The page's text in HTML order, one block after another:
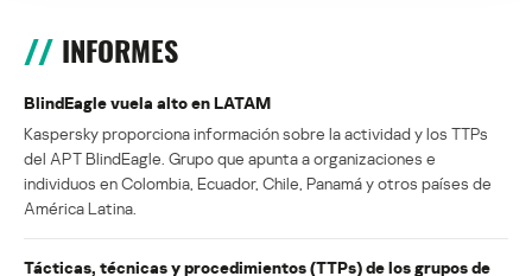
INFORMES
BlindEagle vuela alto en LATAM
Kaspersky proporciona información sobre la actividad y los TTPs
del APT BlindEagle. Grupo que apunta a organizaciones e
individuos en Colombia, Ecuador, Chile, Panamá y otros países de
América Latina.
Tácticas, técnicas y procedimientos (TTPs) de los grupos de